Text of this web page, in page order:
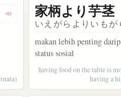
Dengarkan kosakata 烏柄杓
家柄より芋茎
いえがらよりいもが
makan lebih penting
status sosial
having food on the table is
having a